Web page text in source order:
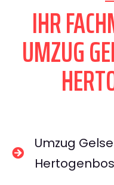
IHR
UMZUG
Umzug